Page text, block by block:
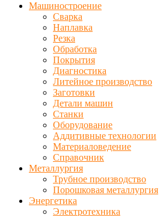
Машиностроение
Сварка
Наплавка
Резка
Обработка
Покрытия
Диагностика
Литейное производство
Заготовки
Детали машин
Станки
Оборудование
Аддитивные технологии
Материаловедение
Справочник
Металлургия
Трубное производство
Порошковая металлургия
Энергетика
Электротехника